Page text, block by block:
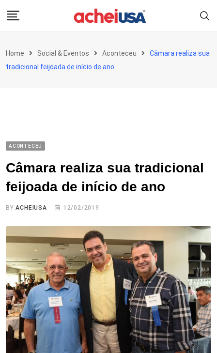
Home Social & Eventos Aconteceu
Câmara realiza sua
tradicional feijoada de início de ano
ACONTECEU
Câmara realiza sua tradicional
feijoada de início de ano
BYACHEIUSA 12/02/2019